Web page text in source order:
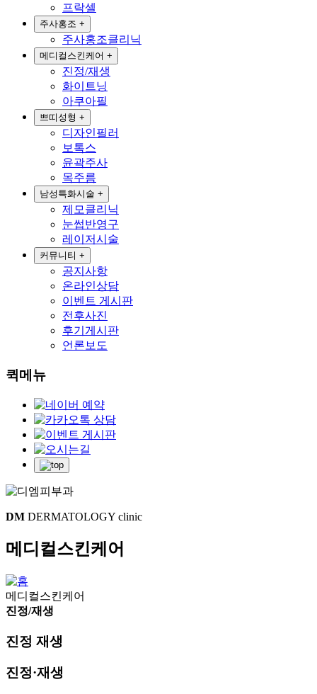
프락셀
주사홍조 +
주사홍조클리닉
메디컬스킨케어 +
진정/재생
화이트닝
아쿠아필
쁘띠성형 +
디자인필러
보톡스
윤곽주사
목주름
남성특화시술 +
제모클리닉
눈썹반영구
레이저시술
커뮤니티 +
공지사항
온라인상담
이벤트 게시판
전후사진
후기게시판
언론보도
퀵메뉴
DM DERMATOLOGY clinic
메디컬스킨케어
메디컬스킨케어
진정/재생
진정 재생
진정·재생